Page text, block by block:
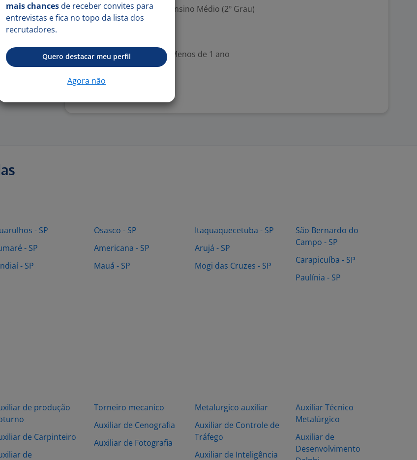
Escolaridade Mínima: Ensino Médio (2º Grau)
Experiência desejada: Menos de 1 ano
Denunciar vaga
- SP
- SP
- SP
Osasco - SP
Americana - SP
Mauá - SP
Itaquaquecetuba - SP
Arujá - SP
Mogi das Cruzes - SP
São Bernardo do
Campo - SP
Carapicuíba - SP
Paulínia - SP
de produção
de Carpinteiro
de
Torneiro mecanico
Auxiliar de Cenografia
Auxiliar de Fotografia
Metalurgico auxiliar
Auxiliar de Controle de
Tráfego
Auxiliar de Inteligência
Auxiliar Técnico
Metalúrgico
Auxiliar de
Desenvolvimento
mais chances de receber convites para
entrevistas e fica no topo da lista dos
recrutadores.
Quero destacar meu perfil
Agora não